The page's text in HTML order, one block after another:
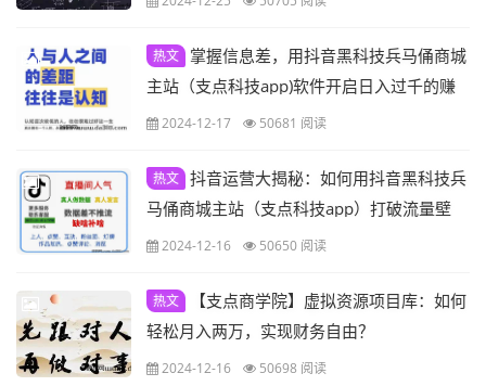
热文
掌握信息差，用抖音黑科技兵马俑商城
主站（支点科技app)软件开启日入过千的赚
钱模式
2024-12-17 50681 阅读
热文 抖音运营大揭秘：如何用抖音黑科技兵
马俑商城主站（支点科技app）打破流量壁
垒，实现收益翻倍
2024-12-16 50650 阅读
热文
【支点商学院】虚拟资源项目库：如何
轻松月入两万，实现财务自由？
2024-12-16 50698 阅读